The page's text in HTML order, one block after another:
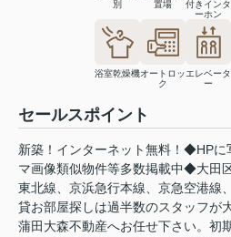
別
置場
付きインタ
ーホン
浴室乾燥機オートロッ
ク
エレベータ
ー
セールスポイント
新築！インターネット無料！◆HPに
マ画像類似物件等多数掲載中◆大田
東北線、京浜急行本線、京急空港線
貸お部屋探しは過半数のスタッフが
蒲田大森不動産へお任せ下さい。初